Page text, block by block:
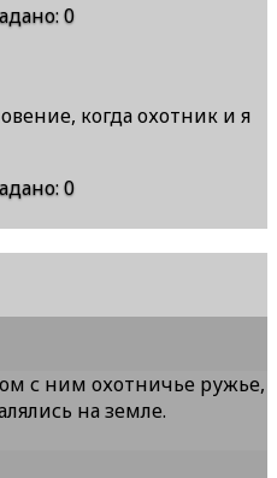
:0
когда охотник и я
:0
с ним охотничье ружье,
на земле.